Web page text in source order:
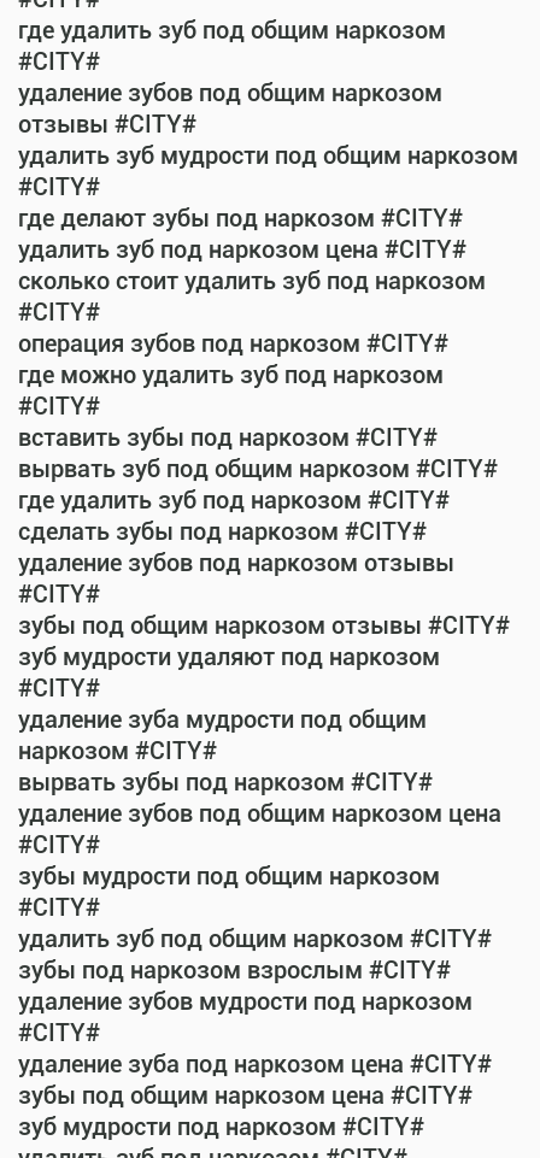
где удалить зуб под общим наркозом
#CITY#
удаление зубов под общим наркозом
отзывы #CITY#
удалить зуб мудрости под общим наркозом
#CITY#
где делают зубы под наркозом #CITY#
удалить зуб под наркозом цена #CITY#
сколько стоит удалить зуб под наркозом
#CITY#
операция зубов под наркозом #CITY#
где можно удалить зуб под наркозом
#CITY#
вставить зубы под наркозом #CITY#
вырвать зуб под общим наркозом #CITY#
где удалить зуб под наркозом #CITY#
сделать зубы под наркозом #CITY#
удаление зубов под наркозом отзывы
#CITY#
зубы под общим наркозом отзывы #CITY#
зуб мудрости удаляют под наркозом
#CITY#
удаление зуба мудрости под общим
наркозом #CITY#
вырвать зубы под наркозом #CITY#
удаление зубов под общим наркозом цена
#CITY#
зубы мудрости под общим наркозом
#CITY#
удалить зуб под общим наркозом #CITY#
зубы под наркозом взрослым #CITY#
удаление зубов мудрости под наркозом
#CITY#
удаление зуба под наркозом цена #CITY#
зубы под общим наркозом цена #CITY#
зуб мудрости под наркозом #CITY#